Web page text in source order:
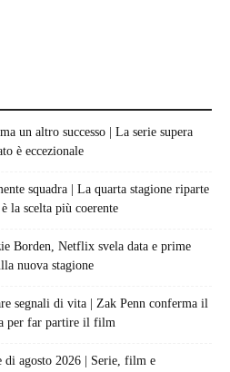
un altro successo | La serie supera
è eccezionale
squadra | La quarta stagione riparte
la scelta più coerente
Borden, Netflix svela data e prime
nuova stagione
segnali di vita | Zak Penn conferma il
per far partire il film
di agosto 2026 | Serie, film e